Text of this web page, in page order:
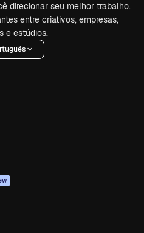
direcionar seu melhor trabalho.
entre criativos, empresas,
e estúdios.